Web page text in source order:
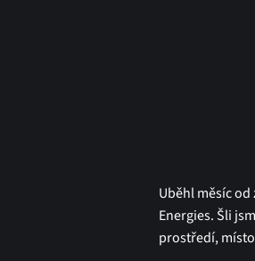
Uběhl měsíc
Energies. Šli
prostředí,